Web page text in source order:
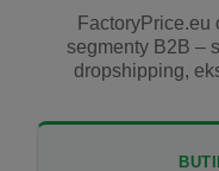
FactoryPrice.eu
segmenty B2B –
dropshipping,